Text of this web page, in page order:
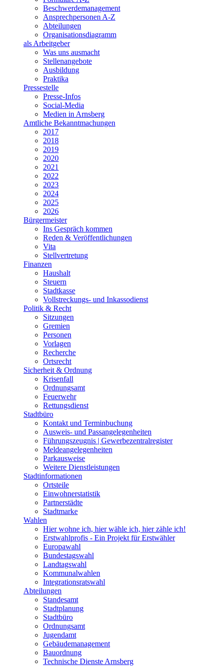
Beschwerdemanagement
Ansprechpersonen A-Z
Abteilungen
Organisationsdiagramm
als Arbeitgeber
Was uns ausmacht
Stellenangebote
Ausbildung
Praktika
Pressestelle
Presse-Infos
Social-Media
Medien in Arnsberg
Amtliche Bekanntmachungen
2017
2018
2019
2020
2021
2022
2023
2024
2025
2026
Bürgermeister
Ins Gespräch kommen
Reden & Veröffentlichungen
Vita
Stellvertretung
Finanzen
Haushalt
Steuern
Stadtkasse
Vollstreckungs- und Inkassodienst
Politik & Recht
Sitzungen
Gremien
Personen
Vorlagen
Recherche
Ortsrecht
Sicherheit & Ordnung
Krisenfall
Ordnungsamt
Feuerwehr
Rettungsdienst
Stadtbüro
Kontakt und Terminbuchung
Ausweis- und Passangelegenheiten
Führungszeugnis | Gewerbezentralregister
Meldeangelegenheiten
Parkausweise
Weitere Dienstleistungen
Stadtinformationen
Ortsteile
Einwohnerstatistik
Partnerstädte
Stadtmarke
Wahlen
Hier wohne ich, hier wähle ich, hier zähle ich!
Erstwahlprofis - Ein Projekt für Erstwähler
Europawahl
Bundestagswahl
Landtagswahl
Kommunalwahlen
Integrationsratswahl
Abteilungen
Standesamt
Stadtplanung
Stadtbüro
Ordnungsamt
Jugendamt
Gebäudemanagement
Bauordnung
Technische Dienste Arnsberg